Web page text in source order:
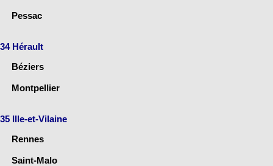
Pessac
34 Hérault
Béziers
Montpellier
35 Ille-et-Vilaine
Rennes
Saint-Malo